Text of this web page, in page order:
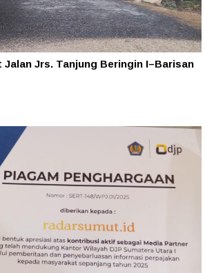
Jalan Jrs. Tanjung Beringin I–Barisan